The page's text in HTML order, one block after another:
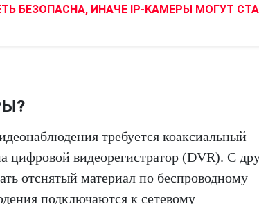
БЕЗОПАСНА, ИНАЧЕ IP-КАМЕРЫ МОГУТ
требуется коаксиальный
цифровой видеорегистратор (DVR). С
отснятый материал по беспроводному
подключаются к сетевому